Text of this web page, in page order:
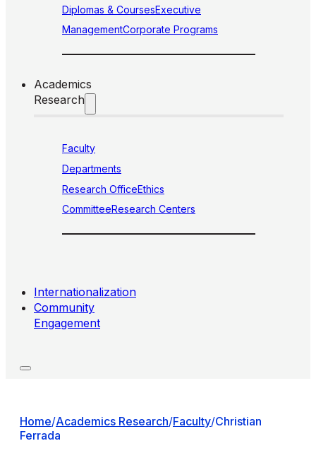
Diplomas & CoursesExecutive
ManagementCorporate Programs
Academics
Research
Faculty
Departments
Research OfficeEthics
CommitteeResearch Centers
Internationalization
Community
Engagement
Home/Academics Research/Faculty/Christian
Ferrada